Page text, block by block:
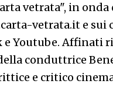
vetrata", in onda
vetrata.it e sui
e Youtube. Affinati
conduttrice
e critico